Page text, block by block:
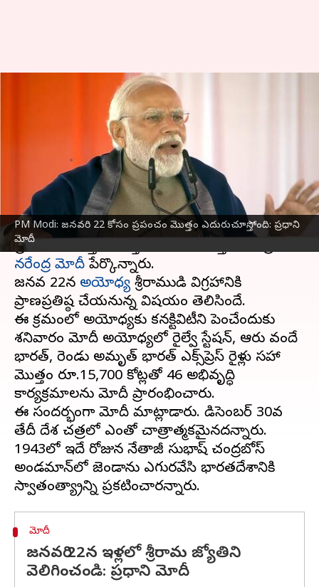
PM Modi: జనవరి 22 కోసం ప్రపంచం మొత్తం ఎదురుచూస్తోంది: ప్రధాని
మోదీ
PM Modi: జనవరి 22న ప్రజలు
అయోధ్యకు రావొద్దు: ప్రధాని మోదీ
పిలుపు
Dec 30, 2023 03:54 pm
ఈ వార్తాకథనం ఏంటి
జనవరి 22వ తేదీన జరిగే చారిత్రాత్మక ఘట్టం కోసం
ప్రపంచం మొత్తం ఆసక్తిగా ఎదురుచూస్తోందని ప్రధాని
నరేంద్ర మోదీపేర్కొన్నారు.
జనవరి 22న అయోధ్యశ్రీరాముడి విగ్రహానికి
ప్రాణప్రతిష్ఠ చేయనున్న విషయం తెలిసిందే.
ఈ క్రమంలో అయోధ్యకు కనక్టివిటీని పెంచేందుకు
శనివారం మోదీ అయోధ్యలో రైల్వే స్టేషన్, ఆరు వందే
భారత్, రెండు అమృత్ భారత్ ఎక్స్‌ప్రెస్ రైళ్లు సహా
మొత్తం రూ.15,700 కోట్లతో 46 అభివృద్ధి
కార్యక్రమాలను మోదీ ప్రారంభించారు.
ఈ సందర్భంగా మోదీ మాట్లాడారు. డిసెంబర్ 30వ
తేదీ దేశ చరిత్రలో ఎంతో చారిత్రాత్మకమైనదన్నారు.
1943లో ఇదే రోజున నేతాజీ సుభాష్ చంద్రబోస్
అండమాన్‌లో జెండాను ఎగురవేసి భారతదేశానికి
మోదీ
జనవరి 22న ఇళ్లలో శ్రీరామ జ్యోతిని
వెలిగించండి: ప్రధాని మోదీ